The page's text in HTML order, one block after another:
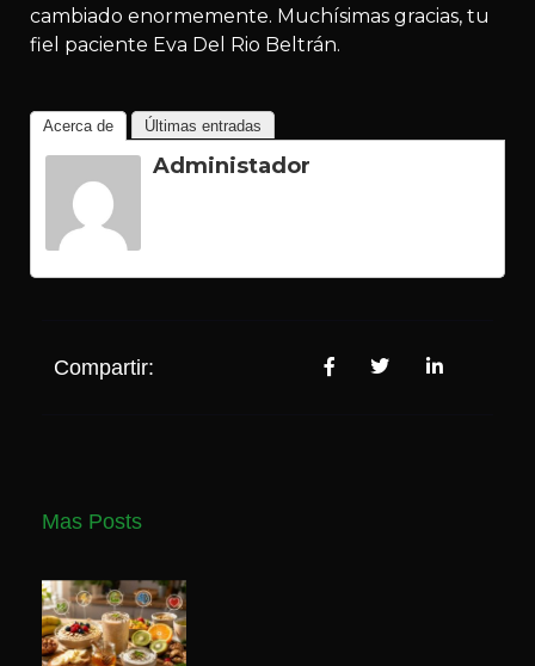
cambiado enormemente. Muchísimas gracias, tu
fiel paciente Eva Del Rio Beltrán.
Acerca de Últimas entradas
Administador
Compartir:
Mas Posts